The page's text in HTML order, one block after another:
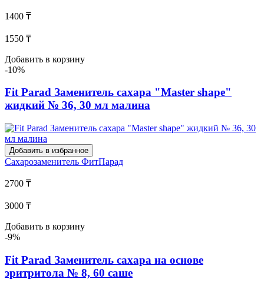
1400 ₸
1550 ₸
Добавить в корзину
-10%
Fit Parad Заменитель сахара "Master shape"
жидкий № 36, 30 мл малина
Добавить в избранное
Сахарозаменитель ФитПарад
2700 ₸
3000 ₸
Добавить в корзину
-9%
Fit Parad Заменитель сахара на основе
эритритола № 8, 60 саше